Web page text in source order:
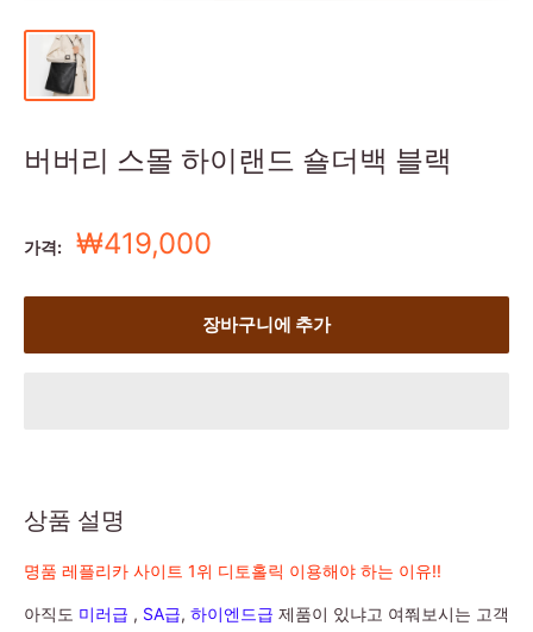
버버리 스몰 하이랜드 숄더백 블랙
가격:
세
가
₩419,000
장바구니에 추가
상품 설명
명품 레플리카 사이트 1위 디토홀릭 이용해야 하는 이유!!
아직도 미러급 , SA급, 하이엔드급 제품이 있냐고 여쭤보시는 고객